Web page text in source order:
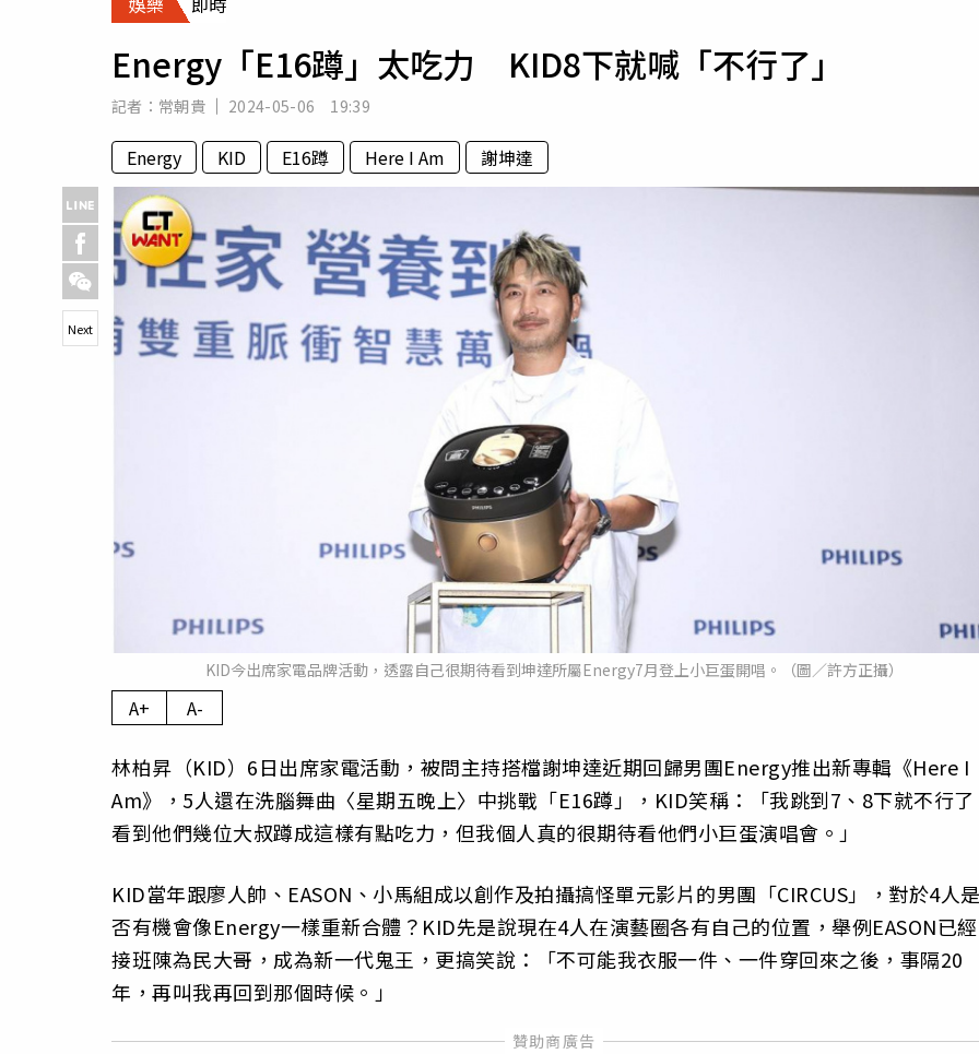
專欄
房產新勢力
運勢
Energy「E16蹲」太吃力 KID8下就喊「不行了」
記者： 常朝貴 2024-05-06 19:39
Energy KID E16蹲 Here I Am 謝坤達
KID今出席家電品牌活動，透露自己很期待看到坤達所屬Energy7月登上小巨蛋開唱。（圖／許方正攝）
Next
A+ A-
林柏昇（KID）6日出席家電活動，被問主持搭檔謝坤達近期回歸男團Energy推出新專輯《Here I
Am》，5人還在洗腦舞曲〈星期五晚上〉中挑戰「E16蹲」，KID笑稱：「我跳到7、8下就不行
看到他們幾位大叔蹲成這樣有點吃力，但我個人真的很期待看他們小巨蛋演唱會。」
KID當年跟廖人帥、EASON、小馬組成以創作及拍攝搞怪單元影片的男團「CIRCUS」，對於4人
否有機會像Energy一樣重新合體？KID先是說現在4人在演藝圈各有自己的位置，舉例EASON已經
接班陳為民大哥，成為新一代鬼王，更搞笑說：「不可能我衣服一件、一件穿回來之後，事隔20
年，再叫我再回到那個時候。」